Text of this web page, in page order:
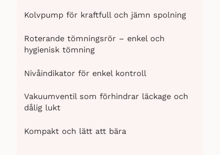
Kolvpump för kraftfull och jämn spolning
Roterande tömningsrör – enkel och
hygienisk tömning
Nivåindikator för enkel kontroll
Vakuumventil som förhindrar läckage och
dålig lukt
Kompakt och lätt att bära